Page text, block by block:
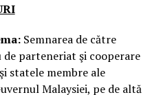
Semnarea de către
parteneriat şi cooperare
statele membre ale
Malaysiei, pe de altă